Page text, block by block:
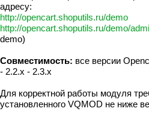
адресу:
http://opencart.shoputils.ru/demo
http://opencart.shoputils.ru/demo/
demo)
Совместимость: все версии
- 2.2.x - 2.3.x
Для корректной работы модуля
установленного VQMOD не ниже